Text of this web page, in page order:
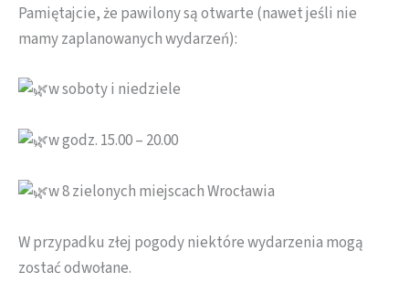
Pamiętajcie, że pawilony są otwarte (nawet jeśli nie
mamy zaplanowanych wydarzeń):
w soboty i niedziele
w godz. 15.00 – 20.00
w 8 zielonych miejscach Wrocławia
W przypadku złej pogody niektóre wydarzenia mogą
zostać odwołane.